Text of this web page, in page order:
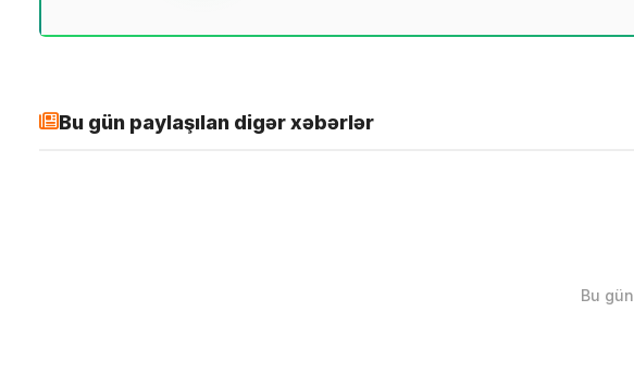
Bu gün paylaşılan digər xəbərlər
Bu